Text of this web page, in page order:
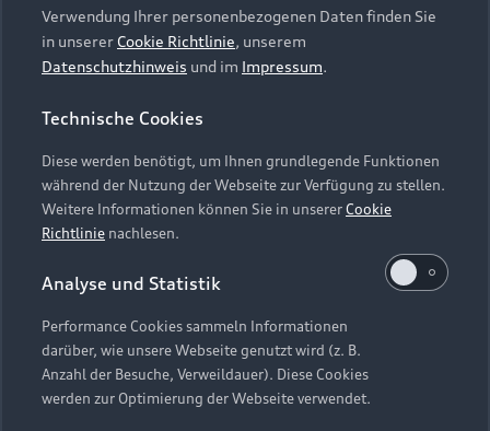
Aktionen & Angebote
Geschäftskunden
Audi digital services
myAudi
Händlersuche
Audi Code
Online-Terminvereinbarung
Servicekontakt
Vertrag widerrufen
Unternehmen
Karriere
Investor Relations
Presse & Media Center
Datenschutz
Audi erleben
Newsletter
Impressum Rechtliches
Hinweisgebersystem
Datenschutzinformation
Cookie-Einstellungen
Cookie-Richtlinie
Barrierefreiheit
Hinweis: Die aktuelle Darstellung und Anordnung der
Embleme am Fahrzeug bei allen Abbildungen auf dieser
Webseite kann abweichen.
Verwendung Ihrer personenbezogenen Daten finden Sie
in unserer Cookie Richtlinie, unserem
Datenschutzhinweis und im Impressum.
Technische Cookies
Diese werden benötigt, um Ihnen grundlegende Funktionen
während der Nutzung der Webseite zur Verfügung zu stellen.
Weitere Informationen können Sie in unsererCookie
Richtlinie nachlesen.
Analyse und Statistik
Performance Cookies sammeln Informationen
darüber, wie unsere Webseite genutzt wird (z. B.
Anzahl der Besuche, Verweildauer). Diese Cookies
werden zur Optimierung der Webseite verwendet.